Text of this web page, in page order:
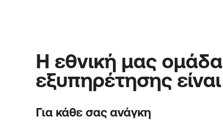
Η εθνική μας ομάδα
εξυπηρέτησης
Για κάθε σας ανάγκη